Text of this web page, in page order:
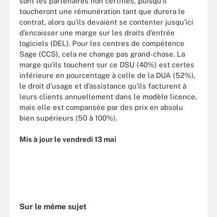
toucheront une rémunération tant que durera le
contrat, alors qu’ils devaient se contenter jusqu’ici
d’encaisser une marge sur les droits d’entrée
logiciels (DEL). Pour les centres de compétence
Sage (CCS), cela ne change pas grand-chose. La
marge qu’ils touchent sur ce DSU (40%) est certes
inférieure en pourcentage à celle de la DUA (52%),
le droit d’usage et d’assistance qu’ils facturent à
leurs clients annuellement dans le modèle licence,
mais elle est compansée par des prix en absolu
bien supérieurs (50 à 100%).
Mis à jour le vendredi 13 mai
Sur le même sujet